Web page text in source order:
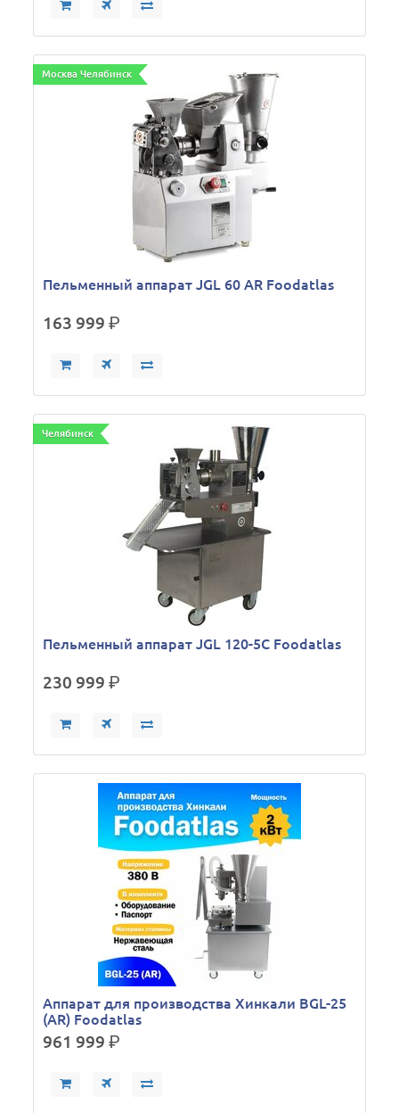
Москва Челябинск
Пельменный аппарат JGL 60 AR Foodatlas
163 999р.
Челябинск
Пельменный аппарат JGL 120-5C Foodatlas
230 999р.
Аппарат для производства Хинкали BGL-25
(AR) Foodatlas
961 999р.